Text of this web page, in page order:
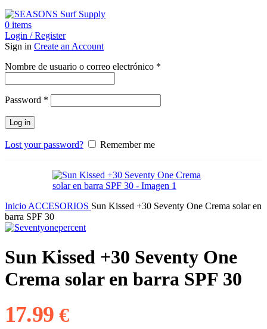
0 items
Login / Register
Sign in Create an Account
Nombre de usuario o correo electrónico *
Password *
Log in
Lost your password? Remember me
Inicio ACCESORIOS Sun Kissed +30 Seventy One Crema solar en
barra SPF 30
Sun Kissed +30 Seventy One
Crema solar en barra SPF 30
17.99€